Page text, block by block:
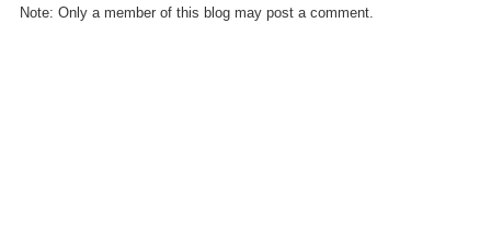
Note: Only a member of this blog may post a comment.